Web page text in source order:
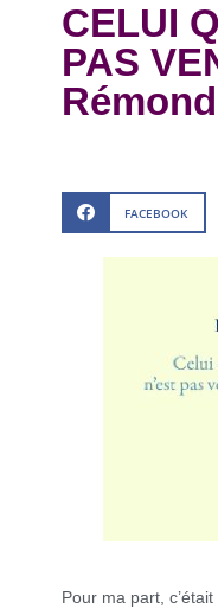
CELUI
PAS
Rémond
FACEBOOK
Pour ma part,